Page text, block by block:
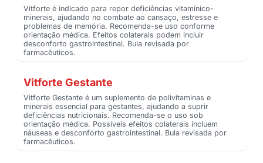
Vitforte é indicado para repor deficiências vitamínico-
minerais, ajudando no combate ao cansaço, estresse e
problemas de memória. Recomenda-se uso conforme
orientação médica. Efeitos colaterais podem incluir
desconforto gastrointestinal. Bula revisada por
farmacêuticos.
Vitforte Gestante
Vitforte Gestante é um suplemento de polivitaminas e
minerais essencial para gestantes, ajudando a suprir
deficiências nutricionais. Recomenda-se o uso sob
orientação médica. Possíveis efeitos colaterais incluem
náuseas e desconforto gastrointestinal. Bula revisada por
farmacêuticos.